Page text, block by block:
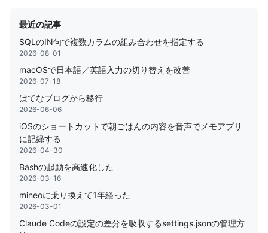
最近の記事
SQLのIN句で複数カラムの組み合わせを指定する
2026-08-01
macOSで日本語／英語入力の切り替えを改善
2026-07-18
はてなブログから移行
2026-06-06
iOSのショートカットで朝ごはんの内容を音声でメモアプリ
に記録する
2026-04-30
Bashの起動を高速化した
2026-03-16
mineoに乗り換えて1年経った
2026-03-01
Claude Codeの設定の差分を吸収するsettings.jsonの管理方